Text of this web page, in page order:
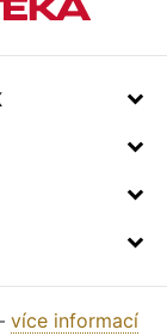
více informací